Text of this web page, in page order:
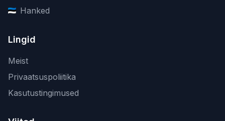
Hanked
Lingid
Meist
Privaatsuspoliitika
Kasutustingimused